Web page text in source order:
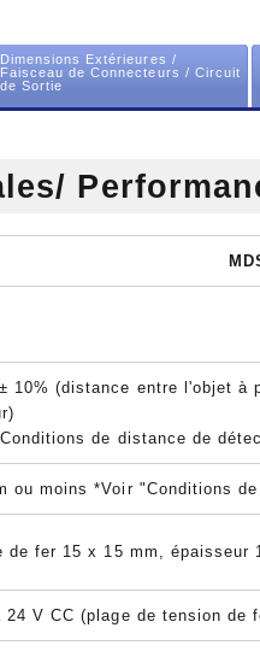
Dimensions Extérieures /
Faisceau de Connecteurs / Circuit
de Sortie
10% (distance entre l'objet à
de distance de
ou moins *Voir "Conditions
de fer 15 x 15 mm, épaisseur
24 V CC (plage de tension de